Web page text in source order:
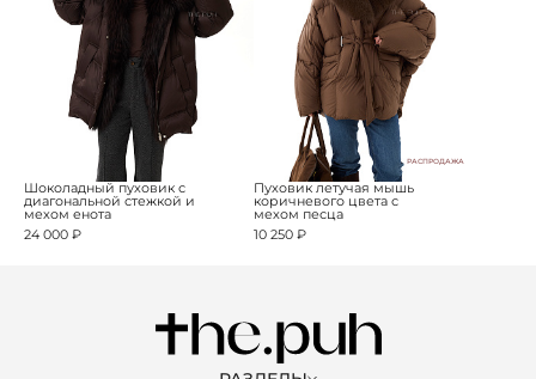
Шоколадный пуховик с
диагональной стежкой и
мехом енота
24 000 ₽
РАСПРОДАЖА
Пуховик летучая мышь
коричневого цвета с
мехом песца
10 250 ₽